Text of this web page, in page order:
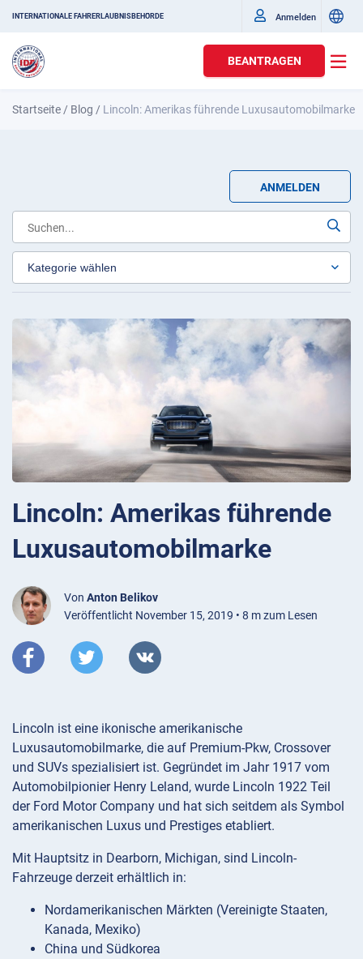
INTERNATIONALE FAHRERLAUBNISBEHÖRDE Anmelden
BEANTRAGEN
Startseite / Blog / Lincoln: Amerikas führende Luxusautomobilmarke
ANMELDEN
Lincoln: Amerikas führende
Luxusautomobilmarke
Von Anton Belikov
Veröffentlicht November 15, 2019 • 8 m zum Lesen
Lincoln ist eine ikonische amerikanische
Luxusautomobilmarke, die auf Premium-Pkw, Crossover
und SUVs spezialisiert ist. Gegründet im Jahr 1917 vom
Automobilpionier Henry Leland, wurde Lincoln 1922 Teil
der Ford Motor Company und hat sich seitdem als Symbol
amerikanischen Luxus und Prestiges etabliert.
Mit Hauptsitz in Dearborn, Michigan, sind Lincoln-
Fahrzeuge derzeit erhältlich in:
Nordamerikanischen Märkten (Vereinigte Staaten,
Kanada, Mexiko)
China und Südkorea